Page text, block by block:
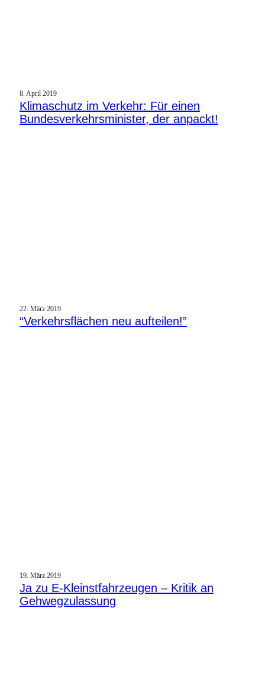
8. April 2019
Klimaschutz im Verkehr: Für einen
Bundesverkehrsminister, der anpackt!
22. März 2019
“Verkehrsflächen neu aufteilen!”
19. März 2019
Ja zu E‑Kleinstfahrzeugen – Kritik an
Gehwegzulassung